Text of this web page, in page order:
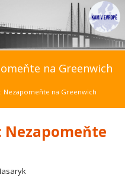
na Greenwich
Nezapomeňte na Greenwich
Nezapomeňte